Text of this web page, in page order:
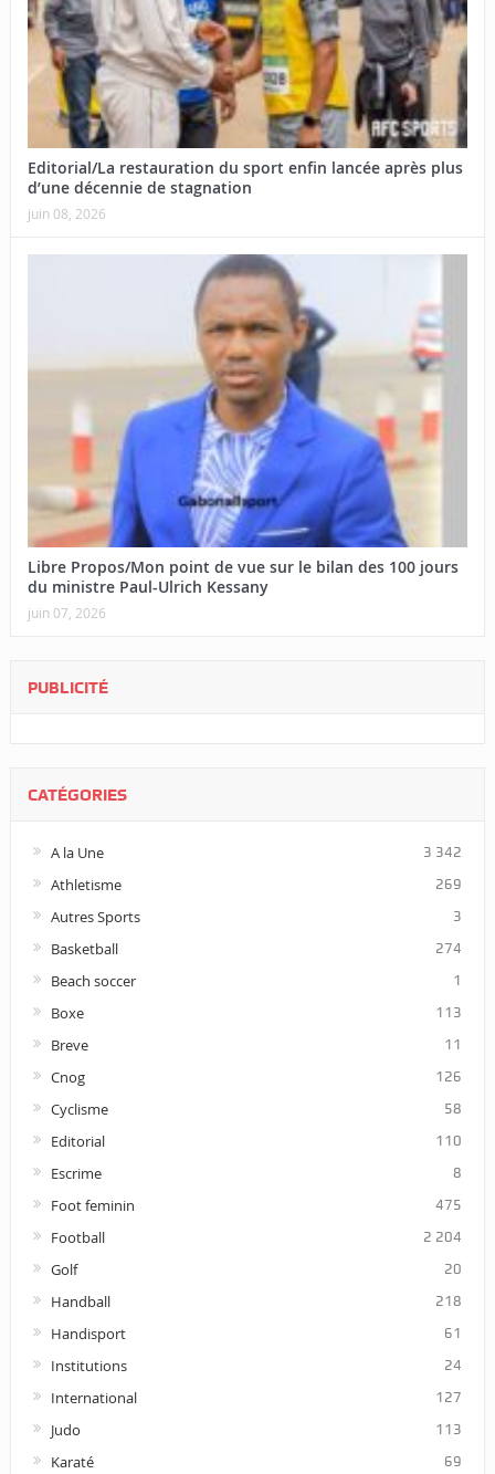
Editorial/La restauration du sport enfin lancée après plus
d’une décennie de stagnation
juin 08, 2026
Libre Propos/Mon point de vue sur le bilan des 100 jours
du ministre Paul-Ulrich Kessany
juin 07, 2026
PUBLICITÉ
CATÉGORIES
A la Une 3 342
Athletisme 269
Autres Sports 3
Basketball 274
Beach soccer 1
Boxe 113
Breve 11
Cnog 126
Cyclisme 58
Editorial 110
Escrime 8
Foot feminin 475
Football 2 204
Golf 20
Handball 218
Handisport 61
Institutions 24
International 127
Judo 113
Karaté 69